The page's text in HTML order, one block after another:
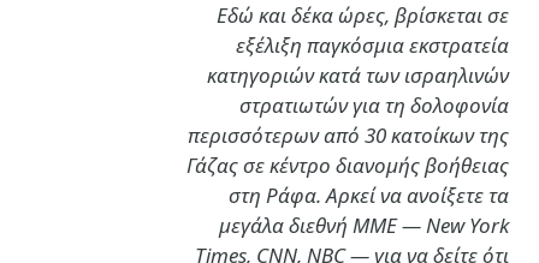
Εδώ και δέκα ώρες, βρίσκεται σε
εξέλιξη παγκόσμια εκστρατεία
κατηγοριών κατά των ισραηλινών
στρατιωτών για τη δολοφονία
περισσότερων από 30 κατοίκων της
Γάζας σε κέντρο διανομής βοήθειας
στη Ράφα. Αρκεί να ανοίξετε τα
μεγάλα διεθνή ΜΜΕ — New York
Times, CNN, NBC — για να δείτε ότι